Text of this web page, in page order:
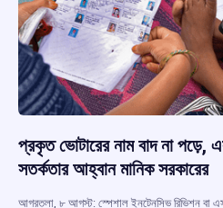
প্রকৃত ভোটারের নাম বাদ না
সতর্কতার আহ্বান মানিক সরকারের
আগরতলা, ৮ আগস্ট: স্পেশাল ইনটেনসিভ রিভিশন